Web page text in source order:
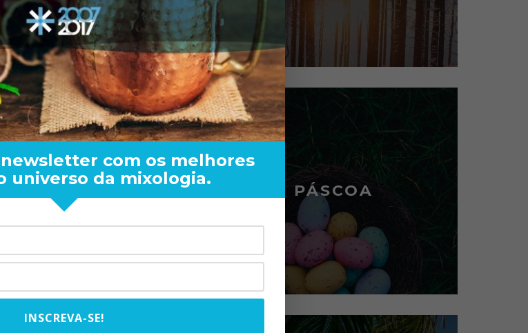
PÁSCOA
newsletter com os melhores
universo da mixologia.
INSCREVA-SE!